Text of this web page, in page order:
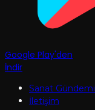
Google Play'den
İndir
Sanat Gündemi
İletişim